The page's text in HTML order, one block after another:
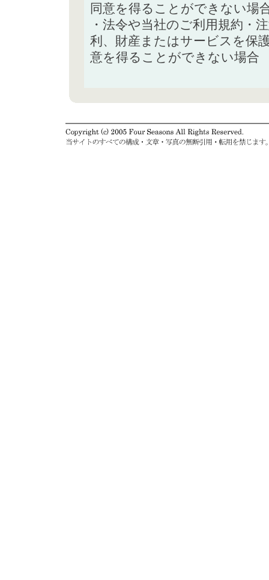
同意を得ることができない場
・法令や当社のご利用規約・
利、財産またはサービスを保
意を得ることができない場合